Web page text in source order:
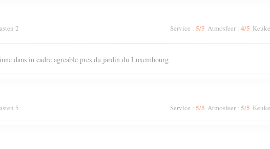
2 Service : 5/5 Atmosfeer : 4/5
dans in cadre agreable pres du jardin du Luxembourg
5 Service : 5/5 Atmosfeer : 5/5